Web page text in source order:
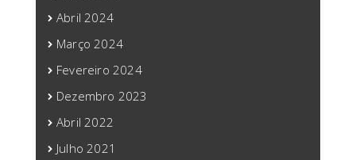
Abril 2024
Março 2024
Fevereiro 2024
Dezembro 2023
Abril 2022
Julho 2021